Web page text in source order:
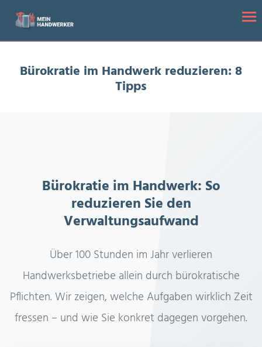
Startseite
Bürokratie im Handwerk reduzieren: 8
Tipps
Bürokratie im Handwerk: So
reduzieren Sie den
Verwaltungsaufwand
Über 100 Stunden im Jahr verlieren
Handwerksbetriebe allein durch bürokratische
Pflichten. Wir zeigen, welche Aufgaben wirklich Zeit
fressen – und wie Sie konkret dagegen vorgehen.